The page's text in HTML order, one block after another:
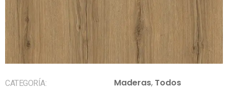
CATEGORÍA: Maderas, Todos